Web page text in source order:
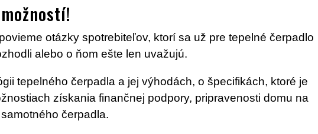
otázky spotrebiteľov, ktorí sa už pre tepelné čerpadlo
alebo o ňom ešte len uvažujú.
tepelného čerpadla a jej výhodách, o špecifikách, ktoré je
získania finančnej podpory, pripravenosti domu na
čerpadla.